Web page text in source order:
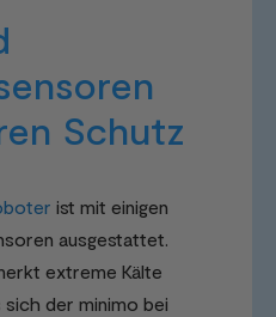
Schutz
ist mit einigen
ausgestattet.
extreme Kälte
der minimo bei